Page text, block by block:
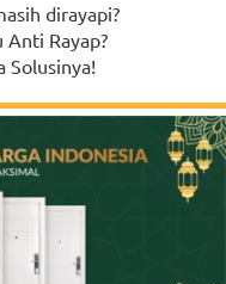
dirayapi?
Rayap?
Solusinya!